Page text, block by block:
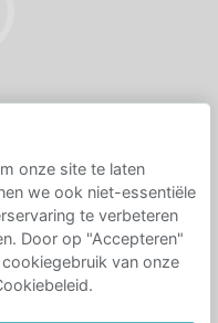
onze site te laten
we ook niet-essentiële
te verbeteren
Door op "Accepteren"
van onze